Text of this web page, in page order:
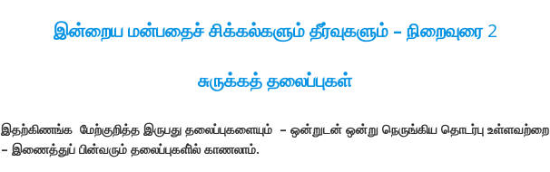
இன்றைய மன்பதைச் சிக்கல்களும் தீர்வுகளும் – நிறைவுரை2
சுருக்கத் தலைப்புகள்
இதற்கிணங்க மேற்குறித்த இருபது தலைப்புகளையும் – ஒன்றுடன் ஒன்று நெருங்கிய தொடர்பு உள்ளவற்றை
– இணைத்துப் பின்வரும் தலைப்புகளி்ல் காணலாம்.